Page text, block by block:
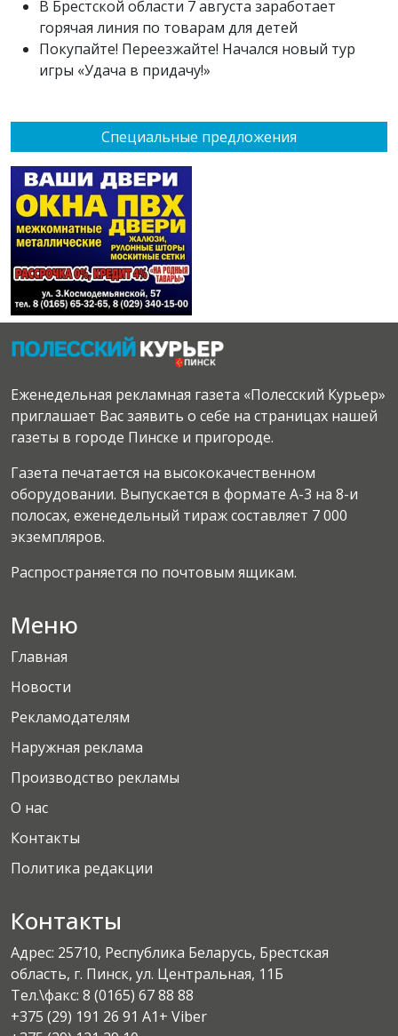
Специальные предложения
В Брестской области 7 августа заработает
горячая линия по товарам для детей
Покупайте! Переезжайте! Начался новый тур
игры «Удача в придачу!»
Еженедельная рекламная газета «Полесский Курьер»
приглашает Вас заявить о себе на страницах нашей
газеты в городе Пинске и пригороде.
Газета печатается на высококачественном
оборудовании. Выпускается в формате А-3 на 8-и
полосах, еженедельный тираж составляет 7 000
экземпляров.
Распространяется по почтовым ящикам.
Меню
Главная
Новости
Рекламодателям
Наружная реклама
Производство рекламы
О нас
Контакты
Политика редакции
Контакты
Адрес: 25710, Республика Беларусь, Брестская
область, г. Пинск, ул. Центральная, 11Б
Тел.\факс: 8 (0165) 67 88 88
+375 (29) 191 26 91 A1+ Viber